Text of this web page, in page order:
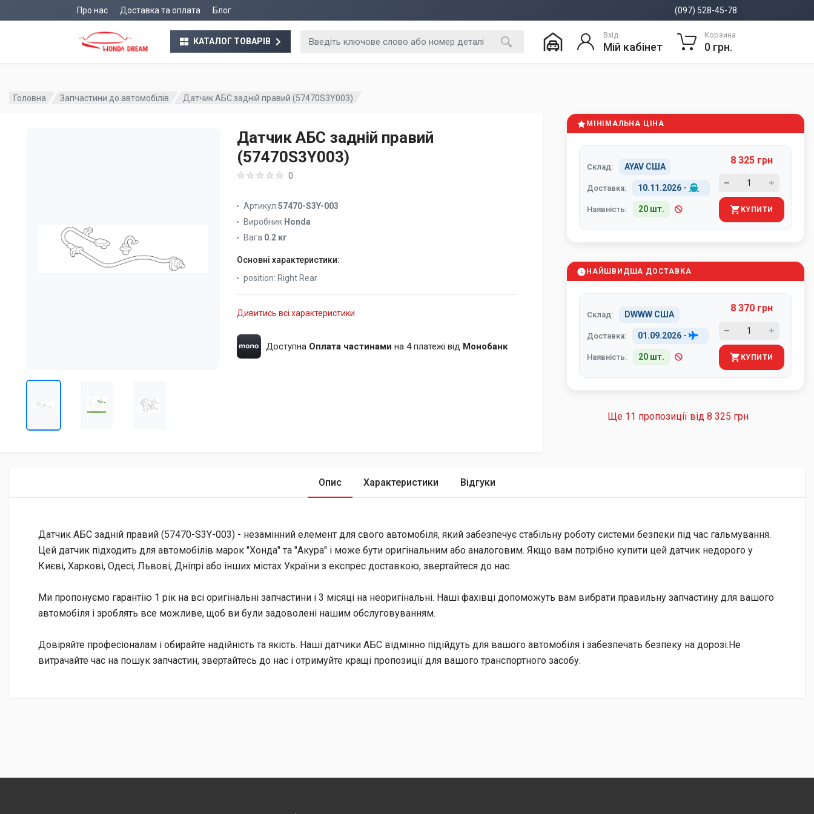
Про нас Доставка та оплата Блог (097) 528-45-78
КАТАЛОГ ТОВАРІВ
Вхід
Мій кабінет
Корзина
0 грн.
Головна Запчастини до автомобілів Датчик АБС задній правий (57470S3Y003)
Датчик АБС задній правий
(57470S3Y003)
0
Артикул 57470-S3Y-003
Виробник Honda
Вага 0.2 кг
Основні характеристики:
position: Right Rear
Дивитись всі характеристики
Доступна Оплата частинами на 4 платежі від Монобанк
МІНІМАЛЬНА ЦІНА
Склад: AYAV США
Доставка: 10.11.2026 -
Наявність: 20 шт.
8 325 грн
КУПИТИ
НАЙШВИДША ДОСТАВКА
Склад: DWWW США
Доставка: 01.09.2026 -
Наявність: 20 шт.
8 370 грн
КУПИТИ
Ще 11 пропозиції від8 325 грн
Опис Характеристики Відгуки
Датчик АБС задній правий (57470-S3Y-003) - незамінний елемент для свого автомобіля, який забезпечує стабільну роботу системи безпеки під час гальмування.
Цей датчик підходить для автомобілів марок "Хонда" та "Акура" і може бути оригінальним або аналоговим. Якщо вам потрібно купити цей датчик недорого у
Києві, Харкові, Одесі, Львові, Дніпрі або інших містах України з експрес доставкою, звертайтеся до нас.
Ми пропонуємо гарантію 1 рік на всі оригінальні запчастини і 3 місяці на неоригінальні. Наші фахівці допоможуть вам вибрати правильну запчастину для вашого
автомобіля і зроблять все можливе, щоб ви були задоволені нашим обслуговуванням.
Довіряйте професіоналам і обирайте надійність та якість. Наші датчики АБС відмінно підійдуть для вашого автомобіля і забезпечать безпеку на дорозі.Не
витрачайте час на пошук запчастин, звертайтесь до нас і отримуйте кращі пропозиції для вашого транспортного засобу.